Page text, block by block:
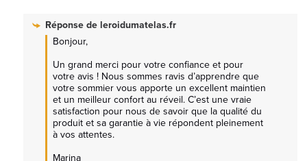
Réponse deleroidumatelas.fr
Bonjour,
Un grand merci pour votre confiance et pour
votre avis ! Nous sommes ravis d’apprendre que
votre sommier vous apporte un excellent maintien
et un meilleur confort au réveil. C’est une vraie
satisfaction pour nous de savoir que la qualité du
produit et sa garantie à vie répondent pleinement
à vos attentes.
Marina